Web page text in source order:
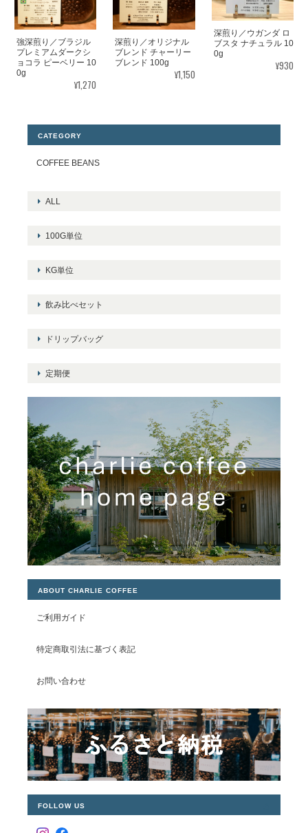
強深煎り／ブラジル
プレミアムダークシ
ョコラ ピーベリー 10
0g
¥1,270
深煎り／オリジナル
ブレンド チャーリー
ブレンド 100g
¥1,150
深煎り／ウガンダ ロ
ブスタ ナチュラル 10
0g
¥930
CATEGORY
COFFEE BEANS
ALL
100G単位
KG単位
飲み比べセット
ドリップバッグ
定期便
ABOUT CHARLIE COFFEE
ご利用ガイド
特定商取引法に基づく表記
お問い合わせ
FOLLOW US